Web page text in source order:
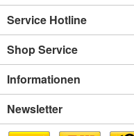
Service Hotline
Shop Service
Informationen
Newsletter